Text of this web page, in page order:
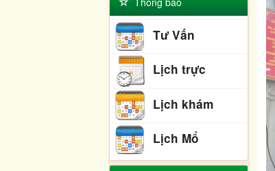
Tư Vấn
Lịch trực
Lịch khám
Lịch Mổ